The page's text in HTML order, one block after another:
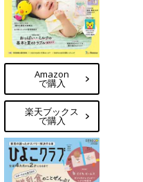
Amazon
で購入
楽天ブックス
で購入